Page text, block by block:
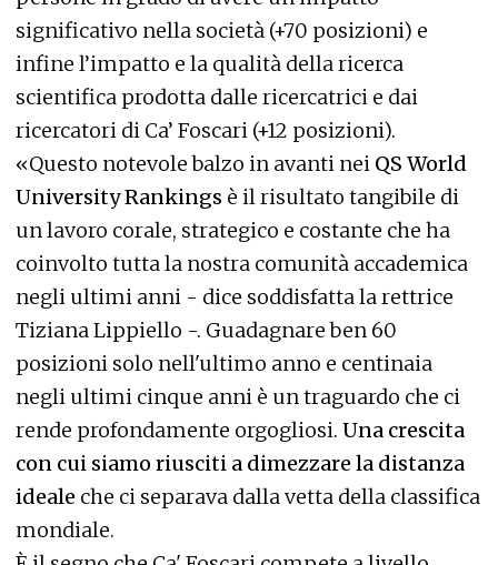
significativo nella società (+70 posizioni) e
infine l’impatto e la qualità della ricerca
scientifica prodotta dalle ricercatrici e dai
ricercatori di Ca’ Foscari (+12 posizioni).
«Questo notevole balzo in avanti nei QS World
University Rankings è il risultato tangibile di
un lavoro corale, strategico e costante che ha
coinvolto tutta la nostra comunità accademica
negli ultimi anni - dice soddisfatta la rettrice
Tiziana Lippiello -. Guadagnare ben 60
posizioni solo nell'ultimo anno e centinaia
negli ultimi cinque anni è un traguardo che ci
rende profondamente orgogliosi. Una crescita
con cui siamo riusciti a dimezzare la distanza
ideale che ci separava dalla vetta della classifica
mondiale.